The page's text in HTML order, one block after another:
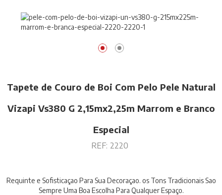
Tapete de Couro de Boi Com Pelo Pele Natural
Vizapi Vs380 G 2,15mx2,25m Marrom e Branco
Especial
REF: 2220
Requinte e Sofisticaçao Para Sua Decoraçao. os Tons Tradicionais Sao
Sempre Uma Boa Escolha Para Qualquer Espaço.